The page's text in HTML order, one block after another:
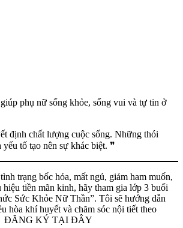
phụ nữ sống khỏe, sống vui và tự tin ở
định chất lượng cuộc sống. Những thói
tố tạo nên sự khác biệt. ❞
trạng bốc hỏa, mất ngủ, giảm ham muốn,
hiệu tiền mãn kinh, hãy tham gia lớp 3 buổi
Sức Khỏe Nữ Thần”. Tôi sẽ hướng dẫn
hòa khí huyết và chăm sóc nội tiết theo
ĐĂNG KÝ TẠI ĐÂY